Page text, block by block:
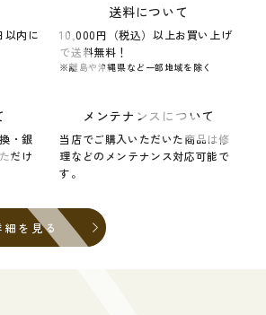
以内に
送料について
10,000円（税込）以上お買い上げ
で送料無料！
※離島や沖縄県など一部地域を除く
・銀
だけ
メンテナンスについて
当店でご購入いただいた商品は修
理などのメンテナンス対応可能で
す。
を見る